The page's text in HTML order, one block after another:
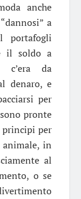
anche
a
portafogli
il soldo a
c’era da
denaro, e
per
pronte
per
animale, in
al
o se